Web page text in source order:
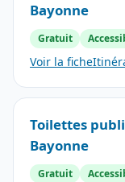
Bayonne
Gratuit
Voir la fiche
Toilettes
Bayonne
Gratuit